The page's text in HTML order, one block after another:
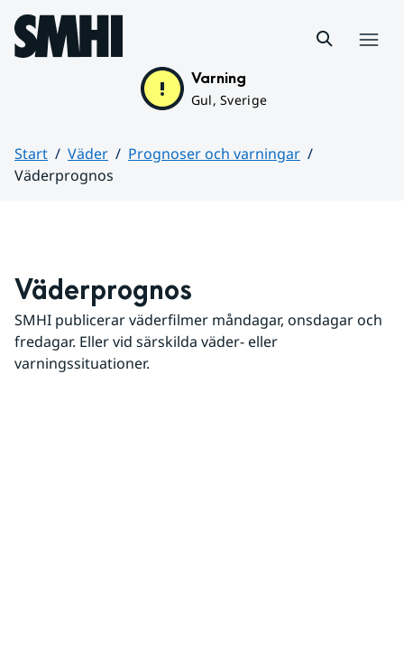
Hoppa till sidans innehåll
Varning
Gul, Sverige
Start Väder
Prognoser och varningar
Väderprognos
Väderprognos
SMHI publicerar väderfilmer måndagar, onsdagar och
fredagar. Eller vid särskilda väder- eller
varningssituationer.